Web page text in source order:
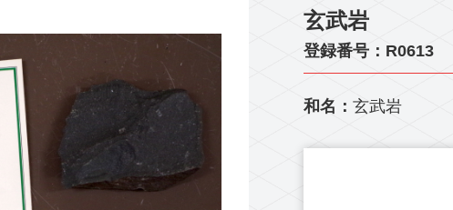
玄武岩
登録番号：R0613
和名： 玄武岩